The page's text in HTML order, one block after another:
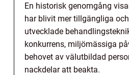
En historisk genomgång
har blivit mer tillgängliga
utvecklade
konkurrens, miljömässiga
behovet av välutbildad
nackdelar att beakta.